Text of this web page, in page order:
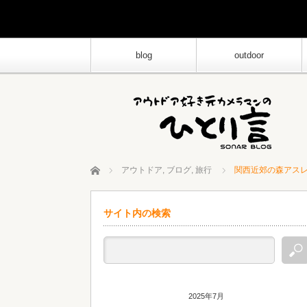
blog outdoor
ホーム アウトドア, ブログ, 旅行 関西近郊の森アス
サイト内の検索
2025年7月